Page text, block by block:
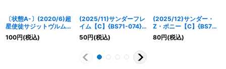
〔状態A-〕(2020/6)超
星使徒サジットヴルム・
ニクス【R】{BS51-
028}《紫》
100円(税込)
(2025/11)サンダーフレ
イム【C】{BS71-074}
《赤》
50円(税込)
(2025/12)サンダー・
Z・ポニー【C】{BS72-
003}《赤》
80円(税込)